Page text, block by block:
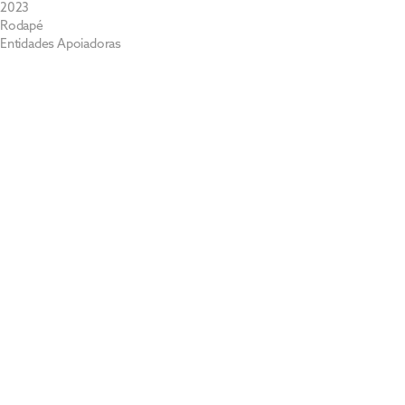
2023
Rodapé
Entidades Apoiadoras